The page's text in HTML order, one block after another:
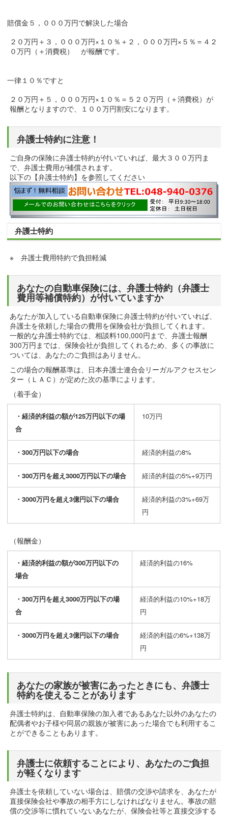
賠償金５，０００万円で解決した場合
２０万円＋３，０００万円×１０％＋２，０００万円×５％＝４２
０万円（＋消費税） が報酬です。
一律１０％ですと
２０万円＋５，０００万円×１０％＝５２０万円（＋消費税）が
報酬となりますので、１００万円割安になります。
弁護士特約に注意！
ご自身の保険に弁護士特約が付いていれば、最大３００万円ま
で、弁護士費用が補償されます。
以下の【弁護士特約】を参照してください
弁護士特約
※ 弁護士費用特約で負担軽減
あなたの自動車保険には、弁護士特約（弁護士
費用等補償特約）が付いていますか
あなたが加入している自動車保険に弁護士特約が付いていれば、
弁護士を依頼した場合の費用を保険会社が負担してくれます。
一般的な弁護士特約では、相談料100,000円まで、弁護士報酬
300万円までは、保険会社が負担してくれるため、多くの事故に
ついては、あなたのご負担はありません。
この場合の報酬基準は、日本弁護士連合会リーガルアクセスセン
ター（ＬＡＣ）が定めた次の基準によります。
（着手金）
・経済的利益の額が125万円以下の場
合
10万円
・300万円以下の場合 経済的利益の8%
・300万円を超え3000万円以下の場合 経済的利益の5%+9万円
・3000万円を超え3億円以下の場合
経済的利益の3%+69万
円
（報酬金）
・経済的利益の額が300万円以下の
場合
経済的利益の16%
・300万円を超え3000万円以下の場
合
経済的利益の10%+18万
円
・3000万円を超え3億円以下の場合
経済的利益の6%+138万
円
あなたの家族が被害にあったときにも、弁護士
特約を使えることがあります
弁護士特約は、自動車保険の加入者であるあなた以外のあなたの
配偶者やお子様や同居の親族が被害にあった場合でも利用するこ
とができることもあります。
弁護士に依頼することにより、あなたのご負担
が軽くなります
弁護士を依頼していない場合は、賠償の交渉や請求を、あなたが
直接保険会社や事故の相手方にしなければなりません。事故の賠
償の交渉等に慣れていないあなたが、保険会社等と直接交渉する